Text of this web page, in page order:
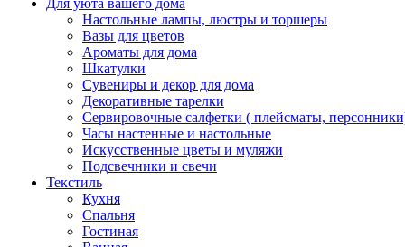
Для уюта вашего дома
Настольные лампы, люстры и торшеры
Вазы для цветов
Ароматы для дома
Шкатулки
Сувениры и декор для дома
Декоративные тарелки
Сервировочные салфетки ( плейсматы,
Часы настенные и настольные
Искусственные цветы и муляжи
Подсвечники и свечи
Текстиль
Кухня
Спальня
Гостиная